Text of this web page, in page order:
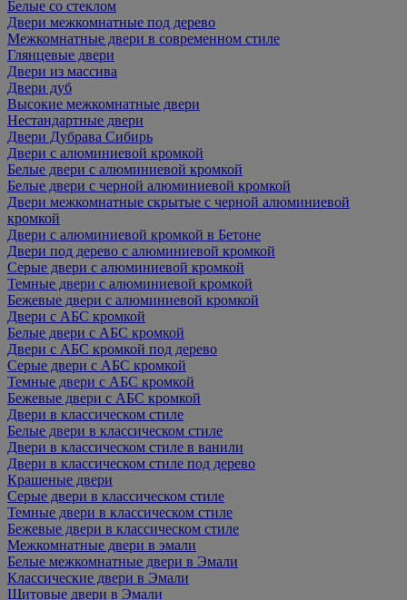
Белые со стеклом
Двери межкомнатные под дерево
Межкомнатные двери в современном стиле
Глянцевые двери
Двери из массива
Двери дуб
Высокие межкомнатные двери
Нестандартные двери
Двери Дубрава Сибирь
Двери с алюминиевой кромкой
Белые двери с алюминиевой кромкой
Белые двери с черной алюминиевой кромкой
Двери межкомнатные скрытые с черной алюминиевой
кромкой
Двери с алюминиевой кромкой в Бетоне
Двери под дерево с алюминиевой кромкой
Серые двери с алюминиевой кромкой
Темные двери с алюминиевой кромкой
Бежевые двери с алюминиевой кромкой
Двери с АБС кромкой
Белые двери с АБС кромкой
Двери с АБС кромкой под дерево
Серые двери с АБС кромкой
Темные двери с АБС кромкой
Бежевые двери с АБС кромкой
Двери в классическом стиле
Белые двери в классическом стиле
Двери в классическом стиле в ванили
Двери в классическом стиле под дерево
Крашеные двери
Серые двери в классическом стиле
Темные двери в классическом стиле
Бежевые двери в классическом стиле
Межкомнатные двери в эмали
Белые межкомнатные двери в Эмали
Классические двери в Эмали
Щитовые двери в Эмали